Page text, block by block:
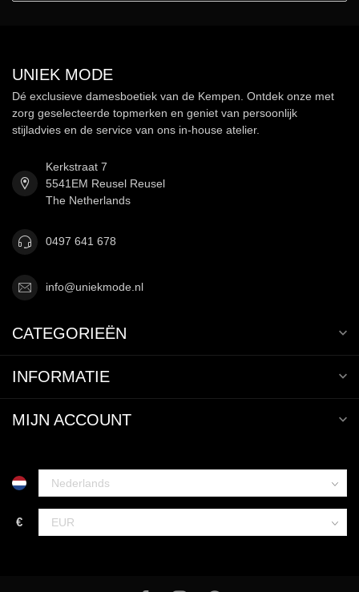
UNIEK MODE
Dé exclusieve damesboetiek van de Kempen. Ontdek onze met
zorg geselecteerde topmerken en geniet van persoonlijk
stijladvies en de service van ons in-house atelier.
Kerkstraat 7
5541EM Reusel Reusel
The Netherlands
0497 641 678
info@uniekmode.nl
CATEGORIEËN
INFORMATIE
MIJN ACCOUNT
€